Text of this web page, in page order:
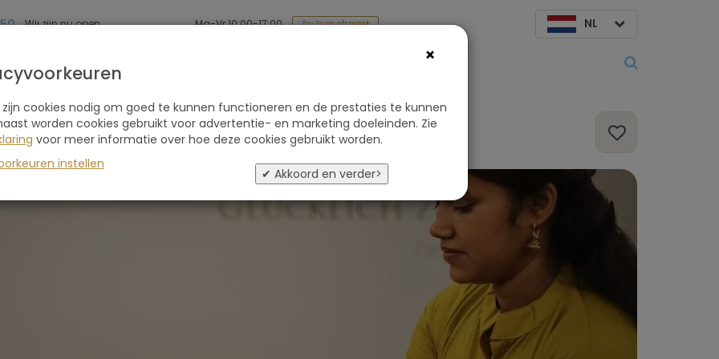
Wij zijn nu open Ma-Vr 10:00-17:00 Za-Zo op afspraak NL
Soort reis Over ons
×
zijn cookies nodig om goed te kunnen functioneren en de prestaties te kunnen
worden cookies gebruikt voor advertentie- en marketing doeleinden. Zie
voor meer informatie over hoe deze cookies gebruikt worden.
instellen
✔ Akkoord en verder>